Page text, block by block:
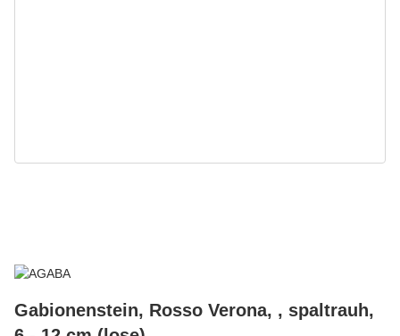
Gabionenstein, Rosso Verona, , spaltrauh,